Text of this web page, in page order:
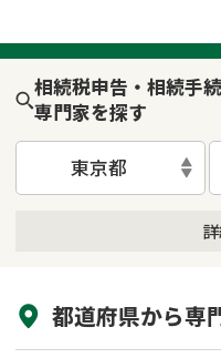
相続税申告・相続手
専門家を探す
東京都
初回相談無料
都道府県から専